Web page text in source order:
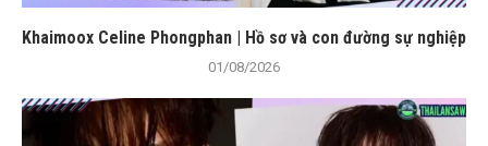
Khaimoox Celine Phongphan | Hồ sơ và con đường sự nghiệp
01/08/2026